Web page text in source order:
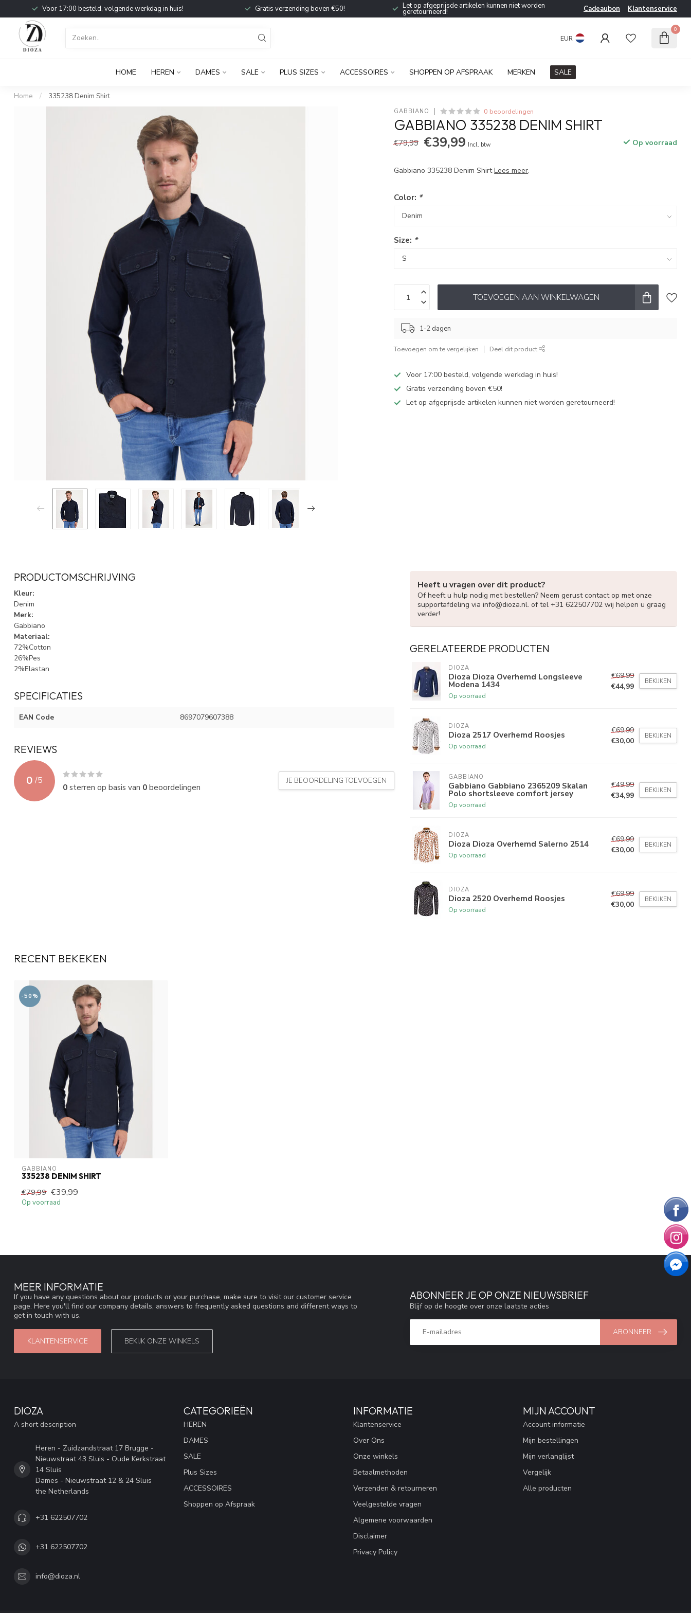
Voor 17:00 besteld, volgende werkdag in huis! Gratis verzending boven €50! Let op afgeprijsde artikelen kunnen niet worden
geretourneerd! Cadeaubon Klantenservice
EUR
0
HOME HEREN DAMES SALE PLUS SIZES ACCESSOIRES SHOPPEN OP AFSPRAAK MERKEN SALE
Home / 335238 Denim Shirt
GABBIANO 0 beoordelingen
GABBIANO 335238 DENIM SHIRT
€79,99 €39,99 Incl. btw Op voorraad
Gabbiano 335238 Denim ShirtLees meer.
Color: *
Size: *
TOEVOEGEN AAN WINKELWAGEN
1-2 dagen
Toevoegen om te vergelijken Deel dit product
Voor 17:00 besteld, volgende werkdag in huis!
Gratis verzending boven €50!
Let op afgeprijsde artikelen kunnen niet worden geretourneerd!
PRODUCTOMSCHRIJVING
Kleur:
Denim
Merk:
Gabbiano
Materiaal:
72%Cotton
26%Pes
2%Elastan
SPECIFICATIES
EAN Code 8697079607388
REVIEWS
0 /5
0sterren op basis van 0beoordelingen
JE BEOORDELING TOEVOEGEN
Heeft u vragen over dit product?
Of heeft u hulp nodig met bestellen? Neem gerust contact op met onze
supportafdeling via info@dioza.nl. of tel +31 622507702 wij helpen u graag
verder!
GERELATEERDE PRODUCTEN
DIOZA
Dioza Dioza Overhemd Longsleeve
Modena 1434
Op voorraad
€69,99
€44,99
BEKIJKEN
DIOZA
Dioza 2517 Overhemd Roosjes
Op voorraad
€69,99
€30,00
BEKIJKEN
GABBIANO
Gabbiano Gabbiano 2365209 Skalan
Polo shortsleeve comfort jersey
Op voorraad
€49,99
€34,99
BEKIJKEN
DIOZA
Dioza Dioza Overhemd Salerno 2514
Op voorraad
€69,99
€30,00
BEKIJKEN
DIOZA
Dioza 2520 Overhemd Roosjes
Op voorraad
€69,99
€30,00
BEKIJKEN
RECENT BEKEKEN
-50%
GABBIANO
335238 DENIM SHIRT
€79,99 €39,99
Op voorraad
MEER INFORMATIE
If you have any questions about our products or your purchase, make sure to visit our customer service
page. Here you'll find our company details, answers to frequently asked questions and different ways to
get in touch with us.
KLANTENSERVICE BEKIJK ONZE WINKELS
ABONNEER JE OP ONZE NIEUWSBRIEF
Blijf op de hoogte over onze laatste acties
ABONNEER
DIOZA
A short description
Heren - Zuidzandstraat 17 Brugge -
Nieuwstraat 43 Sluis - Oude Kerkstraat
14 Sluis
Dames - Nieuwstraat 12 & 24 Sluis
the Netherlands
+31 622507702
+31 622507702
info@dioza.nl
CATEGORIEËN
HEREN
DAMES
SALE
Plus Sizes
ACCESSOIRES
Shoppen op Afspraak
INFORMATIE
Klantenservice
Over Ons
Onze winkels
Betaalmethoden
Verzenden & retourneren
Veelgestelde vragen
Algemene voorwaarden
Disclaimer
Privacy Policy
MIJN ACCOUNT
Account informatie
Mijn bestellingen
Mijn verlanglijst
Vergelijk
Alle producten